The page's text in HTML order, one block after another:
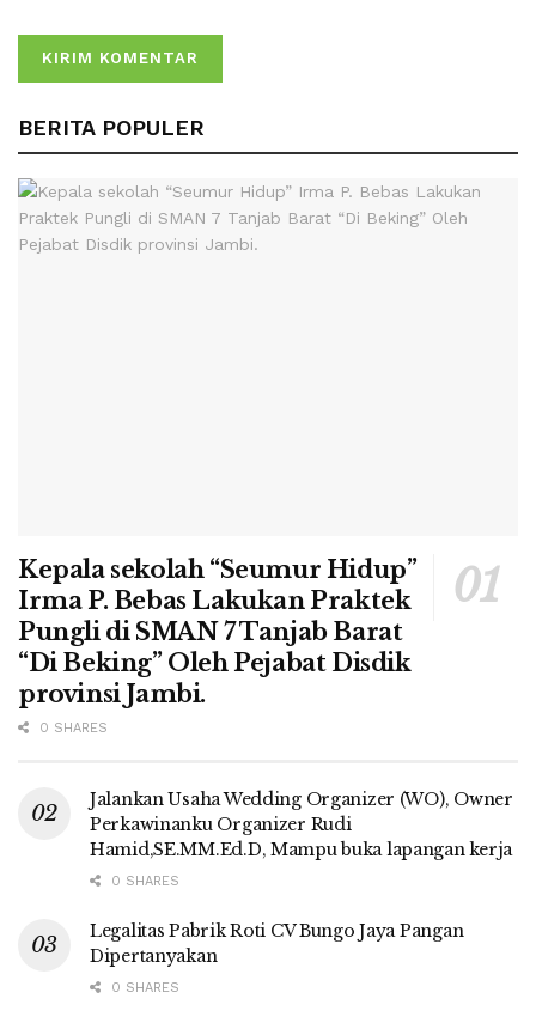
BERITA POPULER
Kepala sekolah “Seumur Hidup”
Irma P. Bebas Lakukan Praktek
Pungli di SMAN 7 Tanjab Barat
“Di Beking” Oleh Pejabat Disdik
provinsi Jambi.
0 SHARES
Jalankan Usaha Wedding Organizer (WO), Owner
Perkawinanku Organizer Rudi
Hamid,SE.MM.Ed.D, Mampu buka lapangan kerja
0 SHARES
Legalitas Pabrik Roti CV Bungo Jaya Pangan
Dipertanyakan
0 SHARES